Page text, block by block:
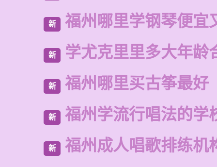
新 福州哪里学钢琴便宜
新 学尤克里里多大年龄
新 福州哪里买古筝最好
新 福州学流行唱法的学
新 福州成人唱歌排练机